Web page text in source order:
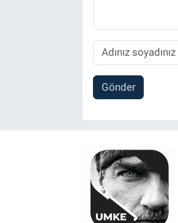
Gönder